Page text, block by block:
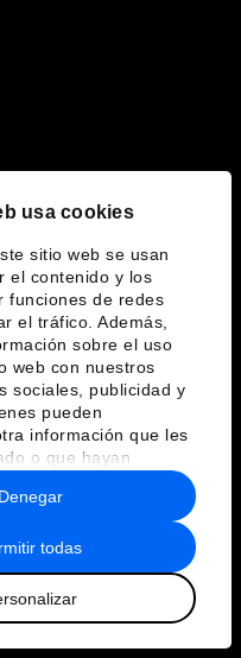
usa cookies
sitio web se usan
el contenido y los
funciones de redes
el tráfico. Además,
sobre el uso
web con nuestros
sociales, publicidad y
pueden
información que les
o que hayan
del uso que haya
todas
Denegar
notas de prensa